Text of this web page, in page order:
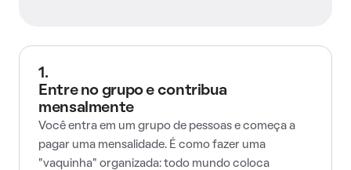
1.
Entre no grupo e contribua
mensalmente
Você entra em um grupo de pessoas e começa a
pagar uma mensalidade. É como fazer uma
"vaquinha" organizada: todo mundo coloca